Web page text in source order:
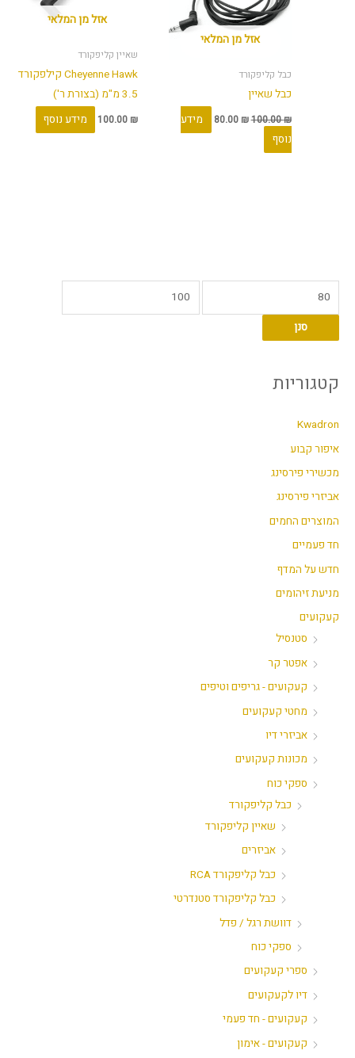
אזל מן המלאי
כבל קליפקורד
כבל שאיין
100.00₪
80.00 ₪
מידע
נוסף
אזל מן המלאי
שאיין קליפקורד
Cheyenne Hawk קילפקורד
3.5 מ"מ (בצורת ר')
100.00 ₪ מידע נוסף
ח
מ
נ
י
ח
סנן
קטגוריות
Kwadron
איפור קבוע
מכשירי פירסינג
אביזרי פירסינג
המוצרים החמים
חד פעמיים
חדש על המדף
מניעת זיהומים
קעקועים
סטנסיל
אפטר קר
קעקועים - גריפים וטיפים
מחטי קעקועים
אביזרי דיו
מכונות קעקועים
ספקי כוח
כבל קליפקורד
שאיין קליפקורד
אביזרים
כבל קליפקורד RCA
כבל קליפקורד סטנדרטי
דוושת רגל / פדל
ספקי כוח
ספרי קעקועים
דיו לקעקועים
קעקועים - חד פעמי
קעקועים - אימון